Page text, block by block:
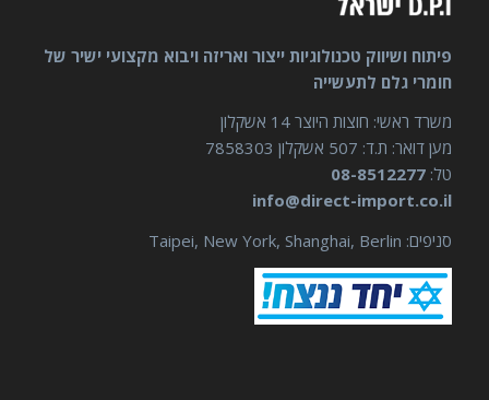
פיתוח ושיווק טכנולוגיות ייצור ואריזה ויבוא מקצועי ישיר של
חומרי גלם לתעשייה
משרד ראשי: חוצות היוצר 14 אשקלון
מען דואר: ת.ד: 507 אשקלון 7858303
טל: 08-8512277
info@direct-import.co.il
סניפים: Taipei, New York, Shanghai, Berlin